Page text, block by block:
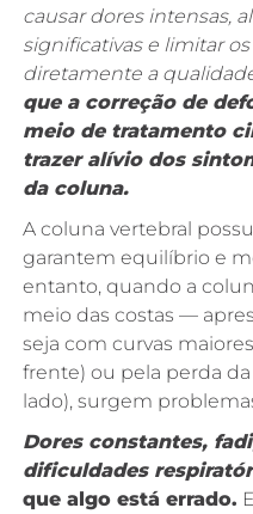
causar dores intensas,
significativas e limitar
diretamente a
que a correção de
meio de tratamento
trazer alívio dos
da coluna.
A coluna vertebral
garantem equilíbrio e
entanto, quando a
meio das costas —
seja com curvas
frente) ou pela perda
lado), surgem
Dores constantes,
dificuldades
que algo está errado.